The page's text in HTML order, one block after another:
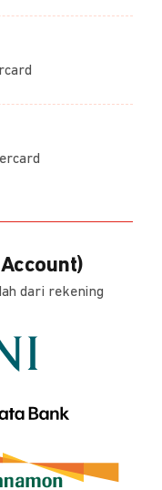
dari rekening